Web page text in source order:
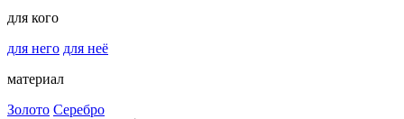
для кого
для него для неё
материал
Золото Серебро